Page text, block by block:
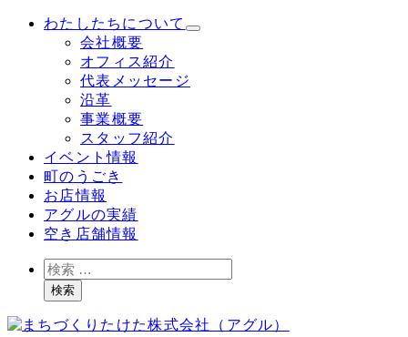
わたしたちについて
会社概要
オフィス紹介
代表メッセージ
沿革
事業概要
スタッフ紹介
イベント情報
町のうごき
お店情報
アグルの実績
空き店舗情報
検
索検索